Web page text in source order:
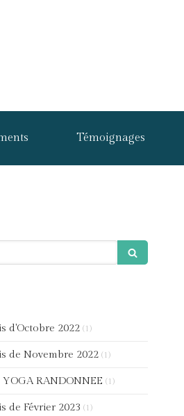
Témoignages
d'Octobre 2022 (1)
de Novembre 2022 (1)
RANDONNEE (1)
de Février 2023 (1)